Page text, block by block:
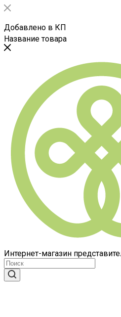
Добавлено в КП
Название товара
Интернет-магазин